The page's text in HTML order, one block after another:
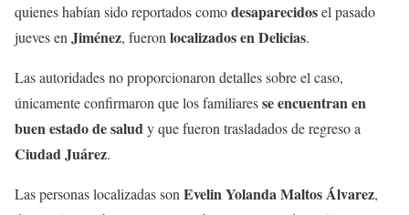
quienes habían sido reportados comodesaparecidosel pasado
jueves en Jiménez, fueron localizados en Delicias.
Las autoridades no proporcionaron detalles sobre el caso,
únicamente confirmaron que los familiaresse encuentran en
buen estado de saludy que fueron trasladados de regreso a
Ciudad Juárez.
Las personas localizadas son Evelin Yolanda Maltos Álvarez,